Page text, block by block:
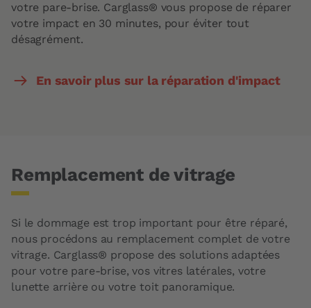
votre pare-brise. Carglass® vous propose de réparer
votre impact en 30 minutes, pour éviter tout
désagrément.
En savoir plus sur la réparation d'impact
Remplacement de vitrage
Si le dommage est trop important pour être réparé,
nous procédons au remplacement complet de votre
vitrage. Carglass® propose des solutions adaptées
pour votre pare-brise, vos vitres latérales, votre
lunette arrière ou votre toit panoramique.